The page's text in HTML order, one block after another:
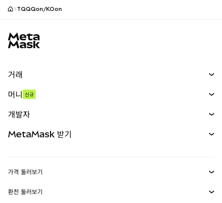
TQQQon/KOon
거래
무기한 선물
실물자산
머니 신규
개발자
MetaMask Connect
MetaMask 받기
가격 둘러보기
이더리움 가격
환전 둘러보기